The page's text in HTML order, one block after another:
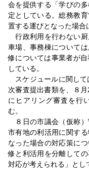
会を提供する「学びの
定としている。総務教
置する運びとなった場合
行政利用を行わない厨
車場、事務棟について
修については事業者が
している。
スケジュールに関して
次審査提出書類を、８
にヒアリング審査を行
む。
８日の市議会（仮称）
市有地の利活用に関す
なった場合の対応策に
修と利活用を分離して
対応が考えられる」とし